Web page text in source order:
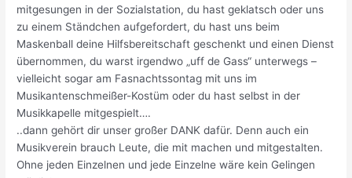
mitgesungen in der Sozialstation, du hast geklatsch oder uns
zu einem Ständchen aufgefordert, du hast uns beim
Maskenball deine Hilfsbereitschaft geschenkt und einen Dienst
übernommen, du warst irgendwo „uff de Gass“ unterwegs –
vielleicht sogar am Fasnachtssontag mit uns im
Musikantenschmeißer-Kostüm oder du hast selbst in der
Musikkapelle mitgespielt….
..dann gehört dir unser großer DANK dafür. Denn auch ein
Musikverein brauch Leute, die mit machen und mitgestalten.
Ohne jeden Einzelnen und jede Einzelne wäre kein Gelingen